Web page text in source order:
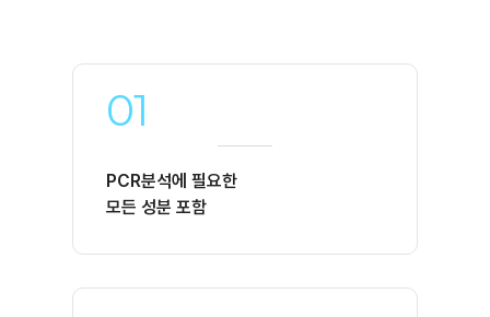
01
PCR분석에 필요한
모든 성분 포함